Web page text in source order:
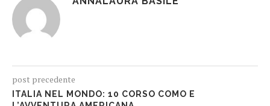
post precedente
ITALIA NEL MONDO: 10 CORSO COMO E